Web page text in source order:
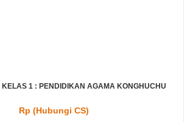
KELAS 1 : PENDIDIKAN AGAMA KONGHUCHU
Rp (Hubungi CS)